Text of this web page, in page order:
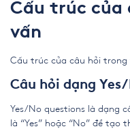
Cấu trúc của
vấn
Cấu trúc của câu hỏi trong
Câu hỏi dạng
Yes/No questions là dạng
là “Yes” hoặc “No” để tạo